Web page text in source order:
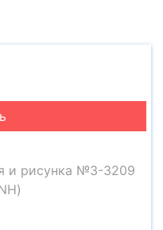
и рисунка №3-3209